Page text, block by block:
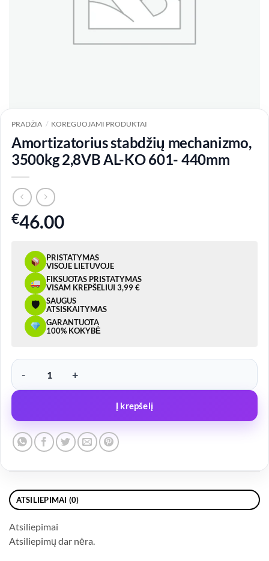
PRADŽIA / KOREGUOJAMI PRODUKTAI
Amortizatorius stabdžių mechanizmo,
3500kg 2,8VB AL-KO 601- 440mm
€46.00
PRISTATYMAS
VISOJE LIETUVOJE
FIKSUOTAS PRISTATYMAS
VISAM KREPŠELIUI 3,99 €
🛡
SAUGUS
ATSISKAITYMAS
GARANTUOTA
100% KOKYBĖ
produkto kiekis: Amortizatorius stabdžių mechanizmo, 3500kg
Į krepšelį
ATSILIEPIMAI (0)
Atsiliepimai
Atsiliepimų dar nėra.